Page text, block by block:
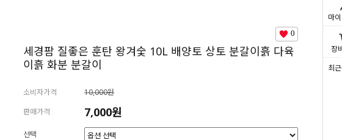
마
장
최
0
세경팜 질좋은 훈탄 왕겨숯 10L 배양토 상토 분갈이흙 다육
이흙 화분 분갈이
소비자가격
10,000원
판매가격
7,000원
선택